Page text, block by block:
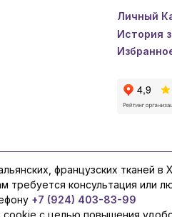
Личный
История
французских тканей в
требуется консультация или
+7 (924) 403-83-99
cookie с целью повышения